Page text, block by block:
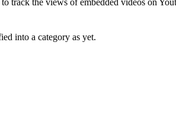
into a category as yet.